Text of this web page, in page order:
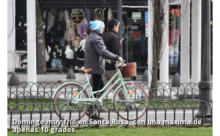
Domingo muy frío en Santa Rosa, con una máxima de
apenas 10 grados